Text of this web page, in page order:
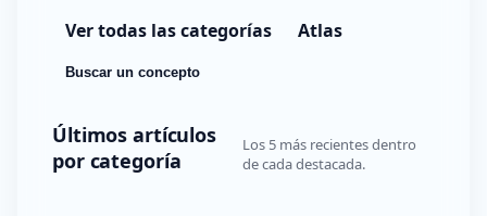
Ver todas las categorías Atlas
Buscar un concepto
Últimos artículos
por categoría
Los 5 más recientes dentro
de cada destacada.